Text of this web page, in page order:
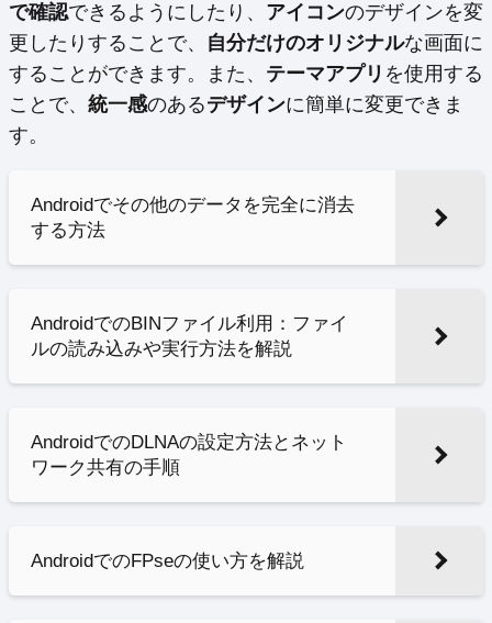
で確認できるようにしたり、 アイコンのデザインを変
更したりすることで、 自分だけのオリジナルな画面に
することができます。また、 テーマアプリ を使用する
ことで、 統一感のあるデザインに簡単に変更できま
す。
Androidでその他のデータを完全に消去
する方法
AndroidでのBINファイル利用：ファイ
ルの読み込みや実行方法を解説
AndroidでのDLNAの設定方法とネット
ワーク共有の手順
AndroidでのFPseの使い方を解説